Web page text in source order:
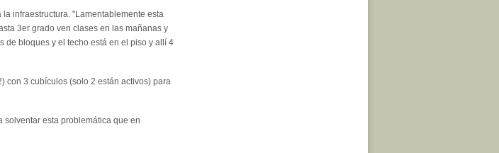
infraestructura. "Lamentablemente esta
3er grado ven clases en las mañanas y
de bloques y el techo está en el piso y allí 4
con 3 cubículos (solo 2 están activos) para
esta problemática que en